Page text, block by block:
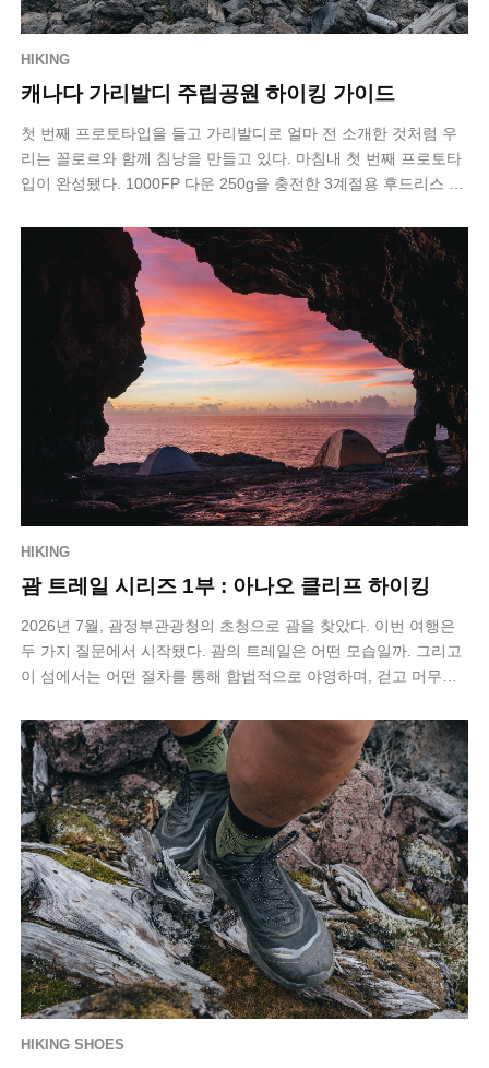
HIKING
캐나다 가리발디 주립공원 하이킹 가이드
첫 번째 프로토타입을 들고 가리발디로 얼마 전 소개한 것처럼 우
리는 꼴로르와 함께 침낭을 만들고 있다. 마침내 첫 번째 프로토타
입이 완성됐다. 1000FP 다운 250g을 충전한 3계절용 후드리스 침
HIKING
괌 트레일 시리즈 1부 : 아나오 클리프 하이킹
2026년 7월, 괌정부관광청의 초청으로 괌을 찾았다. 이번 여행은
두 가지 질문에서 시작됐다. 괌의 트레일은 어떤 모습일까. 그리고
이 섬에서는 어떤 절차를 통해 합법적으로 야영하며, 걷고 머무는
HIKING SHOES